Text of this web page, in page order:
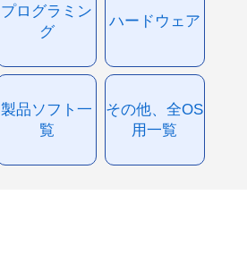
プログラミン
グ
ハードウェア
製品ソフト一
覧
その他、全OS
用一覧